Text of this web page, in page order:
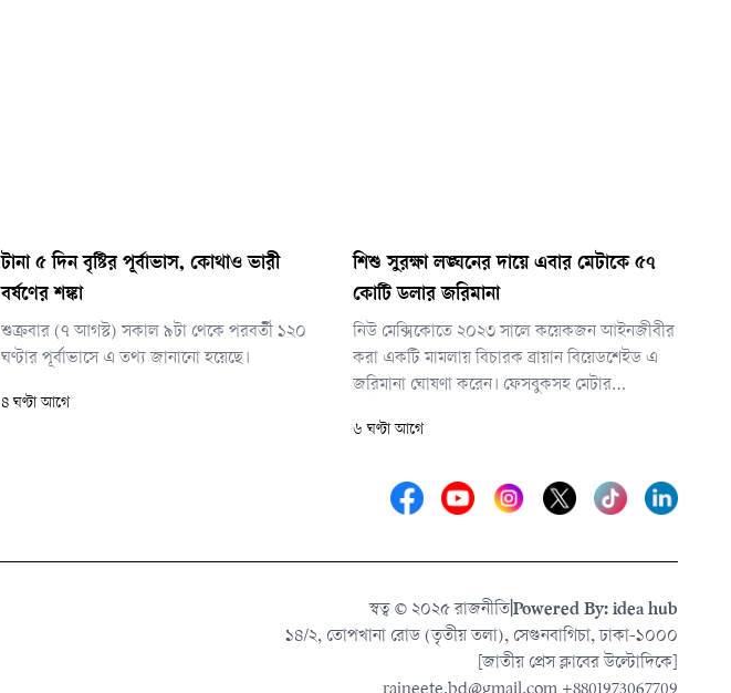
টানা ৫ দিন বৃষ্টির পূর্বাভাস, কোথাও ভারী
বর্ষণের শঙ্কা
শুক্রবার (৭ আগস্ট) সকাল ৯টা থেকে পরবর্তী ১২০
ঘণ্টার পূর্বাভাসে এ তথ্য জানানো হয়েছে।
৪ ঘণ্টা আগে
শিশু সুরক্ষা লঙ্ঘনের দায়ে এবার মেটাকে ৫৭
কোটি ডলার জরিমানা
নিউ মেক্সিকোতে ২০২৩ সালে কয়েকজন আইনজীবীর
করা একটি মামলায় বিচারক ব্রায়ান বিয়েডশেইড এ
জরিমানা ঘোষণা করেন। ফেসবুকসহ মেটার
উত্তেজক উপাদান ও যৌন শিকারীদের সংস্পর্শে
দাবি করা হয়েছিল মামলায়।
৬ ঘণ্টা আগে
স্বত্ব © ২০২৫ রাজনীতিPowered By: idea hub
১৪/২, তোপখানা রোড (তৃতীয় তলা), সেগুনবাগিচা, ঢাকা-১০০০
[জাতীয় প্রেস ক্লাবের উল্টোদিকে]